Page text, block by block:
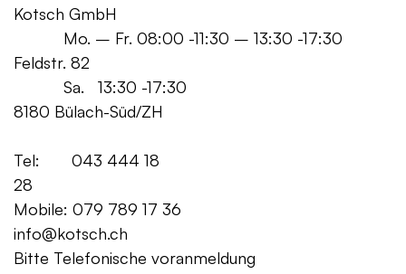
Kotsch GmbH
Mo. – Fr. 08:00 -11:30 – 13:30 -17:30
Feldstr. 82
Sa. 13:30 -17:30
8180 Bülach-Süd/ZH
Tel: 043 444 18
28
Mobile: 079 789 17 36
info@kotsch.ch
Bitte Telefonische voranmeldung